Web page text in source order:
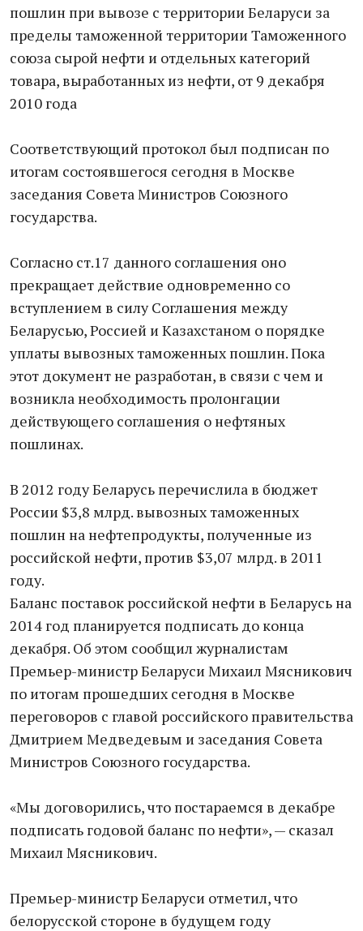
пошлин при вывозе с территории Беларуси за
пределы таможенной территории Таможенного
союза сырой нефти и отдельных категорий
товара, выработанных из нефти, от 9 декабря
2010 года
Соответствующий протокол был подписан по
итогам состоявшегося сегодня в Москве
заседания Совета Министров Союзного
государства.
Согласно ст.17 данного соглашения оно
прекращает действие одновременно со
вступлением в силу Соглашения между
Беларусью, Россией и Казахстаном о порядке
уплаты вывозных таможенных пошлин. Пока
этот документ не разработан, в связи с чем и
возникла необходимость пролонгации
действующего соглашения о нефтяных
пошлинах.
В 2012 году Беларусь перечислила в бюджет
России $3,8 млрд. вывозных таможенных
пошлин на нефтепродукты, полученные из
российской нефти, против $3,07 млрд. в 2011
году.
Баланс поставок российской нефти в Беларусь на
2014 год планируется подписать до конца
декабря. Об этом сообщил журналистам
Премьер-министр Беларуси Михаил Мясникович
по итогам прошедших сегодня в Москве
переговоров с главой российского правительства
Дмитрием Медведевым и заседания Совета
Министров Союзного государства.
«Мы договорились, что постараемся в декабре
подписать годовой баланс по нефти», — сказал
Михаил Мясникович.
Премьер-министр Беларуси отметил, что
белорусской стороне в будущем году